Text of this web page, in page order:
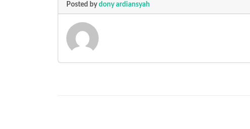
Posted bydony ardiansyah